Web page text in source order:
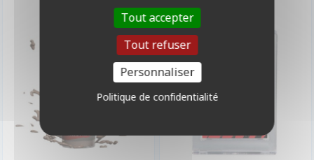
Tout accepter
Tout refuser
Personnaliser
Politique de confidentialité